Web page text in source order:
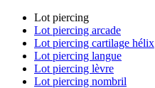
Lot piercing
Lot piercing arcade
Lot piercing cartilage hélix
Lot piercing langue
Lot piercing lèvre
Lot piercing nombril